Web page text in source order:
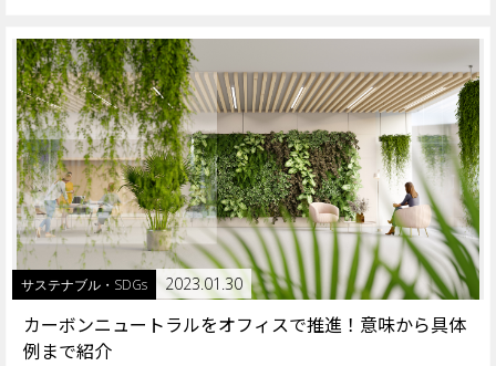
サステナブル・SDGs 2023.01.30
カーボンニュートラルをオフィスで推進！意味から具体
例まで紹介